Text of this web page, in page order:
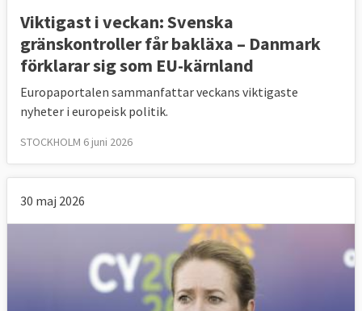
Viktigast i veckan: Svenska
gränskontroller får bakläxa – Danmark
förklarar sig som EU-kärnland
Europaportalen sammanfattar veckans viktigaste
nyheter i europeisk politik.
STOCKHOLM 6 juni 2026
30 maj 2026